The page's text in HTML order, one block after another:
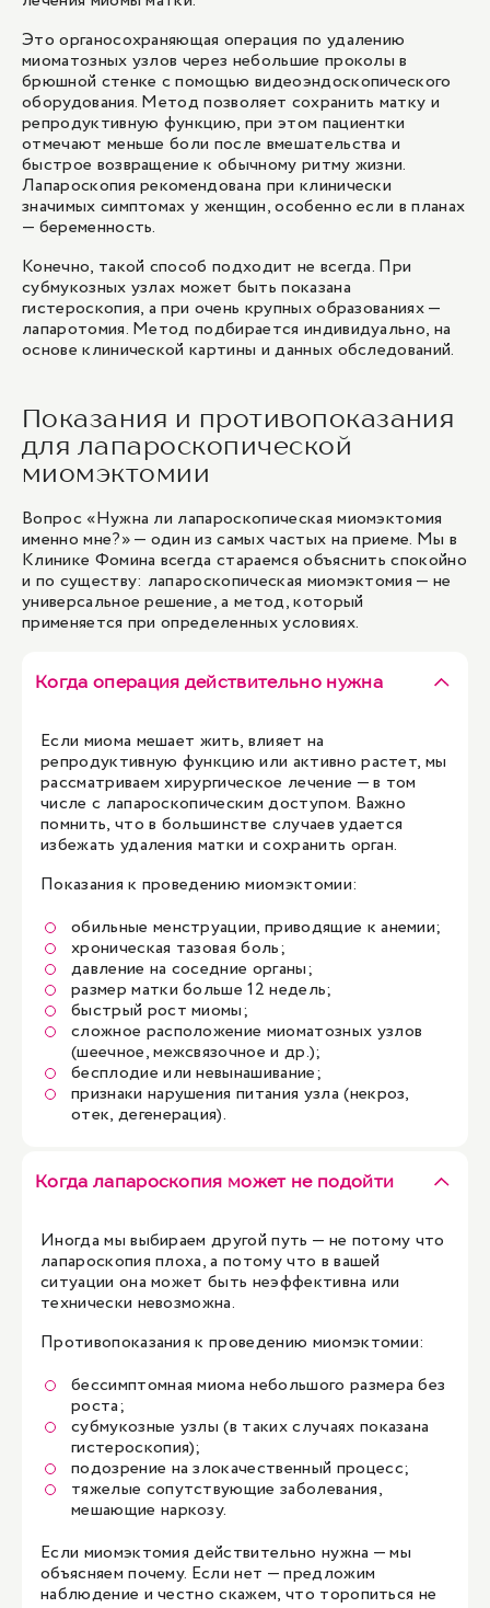
Это органосохраняющая операция по удалению
миоматозных узлов через небольшие проколы в
брюшной стенке с помощью видеоэндоскопического
оборудования. Метод позволяет сохранить матку и
репродуктивную функцию, при этом пациентки
отмечают меньше боли после вмешательства и
быстрое возвращение к обычному ритму жизни.
Лапароскопия рекомендована при клинически
значимых симптомах у женщин, особенно если в планах
— беременность.
Конечно, такой способ подходит не всегда. При
субмукозных узлах может быть показана
гистероскопия, а при очень крупных образованиях —
лапаротомия. Метод подбирается индивидуально, на
основе клинической картины и данных обследований.
Показания и противопоказания
для лапароскопической
миомэктомии
Вопрос «Нужна ли лапароскопическая миомэктомия
именно мне?» — один из самых частых на приеме. Мы в
Клинике Фомина всегда стараемся объяснить спокойно
и по существу: лапароскопическая миомэктомия — не
универсальное решение, а метод, который
применяется при определенных условиях.
Когда операция действительно нужна
Если миома мешает жить, влияет на
репродуктивную функцию или активно растет, мы
рассматриваем хирургическое лечение — в том
числе с лапароскопическим доступом. Важно
помнить, что в большинстве случаев удается
избежать удаления матки и сохранить орган.
Показания к проведению миомэктомии:
обильные менструации, приводящие к анемии;
хроническая тазовая боль;
давление на соседние органы;
размер матки больше 12 недель;
быстрый рост миомы;
сложное расположение миоматозных узлов
(шеечное, межсвязочное и др.);
бесплодие или невынашивание;
признаки нарушения питания узла (некроз,
отек, дегенерация).
Когда лапароскопия может не подойти
Иногда мы выбираем другой путь — не потому что
лапароскопия плоха, а потому что в вашей
ситуации она может быть неэффективна или
технически невозможна.
Противопоказания к проведению миомэктомии:
бессимптомная миома небольшого размера без
роста;
субмукозные узлы (в таких случаях показана
гистероскопия);
подозрение на злокачественный процесс;
тяжелые сопутствующие заболевания,
мешающие наркозу.
Если миомэктомия действительно нужна — мы
объясняем почему. Если нет — предложим
наблюдение и честно скажем, что торопиться не